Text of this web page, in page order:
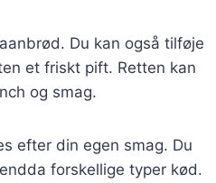
Du kan også tilføje
et friskt pift. Retten kan
og smag.
efter din egen smag. Du
forskellige typer kød.